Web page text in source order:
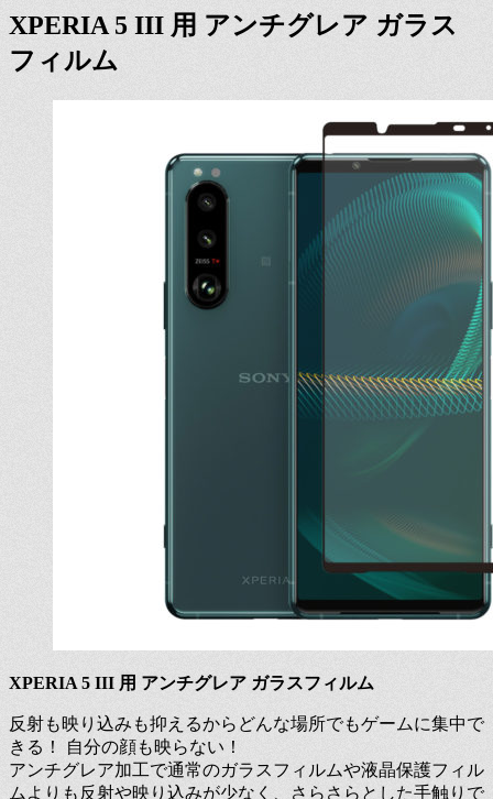
XPERIA 5 III 用 アンチグレア ガラス
フィルム
XPERIA 5 III 用 アンチグレア ガラスフィルム
反射も映り込みも抑えるからどんな場所でもゲームに集中で
きる！ 自分の顔も映らない！
アンチグレア加工で通常のガラスフィルムや液晶保護フィル
ムよりも反射や映り込みが少なく、さらさらとした手触りで